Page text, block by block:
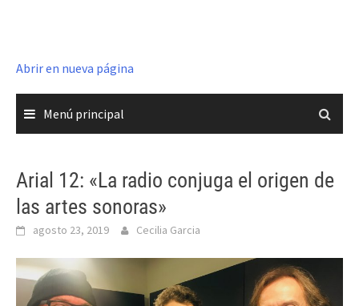
Abrir en nueva página
Menú principal
Arial 12: «La radio conjuga el origen de
las artes sonoras»
agosto 23, 2019 Cecilia Garcia